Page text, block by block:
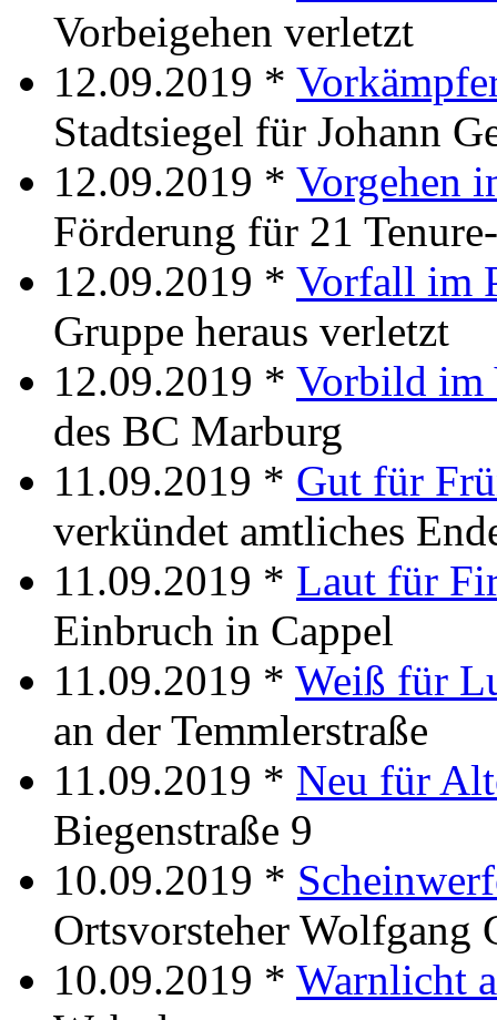
Vorbeigehen verletzt
12.09.2019 *
Stadtsiegel für Johann
12.09.2019 * Vorgehen
Förderung für 21
12.09.2019 * Vorfall im
Gruppe heraus verletzt
12.09.2019 * Vorbild im
des BC Marburg
11.09.2019 * Gut für
verkündet amtliches
11.09.2019 * Laut für
Einbruch in Cappel
11.09.2019 * Weiß für
an der Temmlerstraße
11.09.2019 * Neu für
Biegenstraße 9
10.09.2019 *
Ortsvorsteher Wolfgang
10.09.2019 * Warnlicht